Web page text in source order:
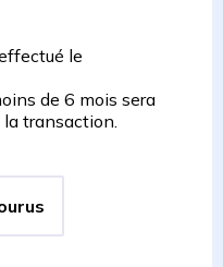
le
de 6 mois sera
transaction.